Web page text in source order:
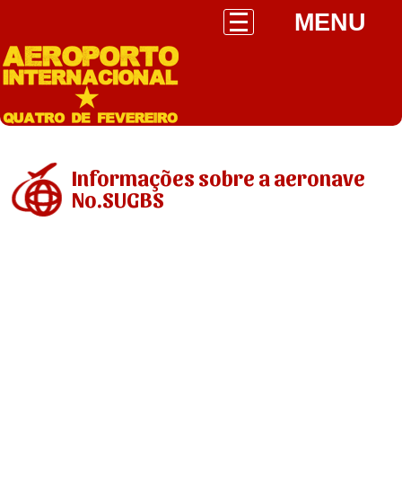
MENU
Informações sobre a aeronave
No.SUGBS